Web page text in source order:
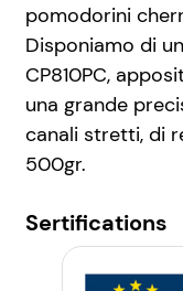
pomodorini
Disponiamo di
CP810PC,
una grande
canali stretti, di
500gr.
Sertifications